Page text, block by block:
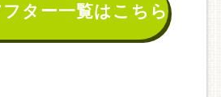
ター一覧はこちら